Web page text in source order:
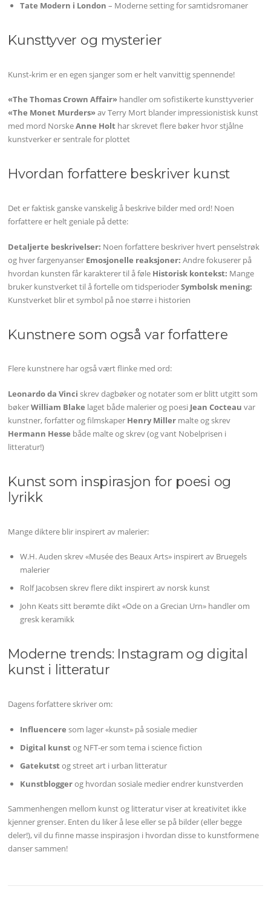
Tate Modern i London – Moderne setting for samtidsromaner
Kunsttyver og mysterier
Kunst-krim er en egen sjanger som er helt vanvittig spennende!
«The Thomas Crown Affair» handler om sofistikerte kunsttyverier
«The Monet Murders»av Terry Mort blander impressionistisk kunst
med mord NorskeAnne Holt har skrevet flere bøker hvor stjålne
kunstverker er sentrale for plottet
Hvordan forfattere beskriver kunst
Det er faktisk ganske vanskelig å beskrive bilder med ord! Noen
forfattere er helt geniale på dette:
Detaljerte beskrivelser: Noen forfattere beskriver hvert penselstrøk
og hver fargenyanser Emosjonelle reaksjoner: Andre fokuserer på
hvordan kunsten får karakterer til å føle Historisk kontekst: Mange
bruker kunstverket til å fortelle om tidsperioderSymbolsk mening:
Kunstverket blir et symbol på noe større i historien
Kunstnere som også var forfattere
Flere kunstnere har også vært flinke med ord:
Leonardo da Vinci skrev dagbøker og notater som er blitt utgitt som
bøkerWilliam Blake laget både malerier og poesi Jean Cocteau var
kunstner, forfatter og filmskaper Henry Miller malte og skrev
Hermann Hesse både malte og skrev (og vant Nobelprisen i
litteratur!)
Kunst som inspirasjon for poesi og
lyrikk
Mange diktere blir inspirert av malerier:
W.H. Auden skrev «Musée des Beaux Arts» inspirert av Bruegels
malerier
Rolf Jacobsen skrev flere dikt inspirert av norsk kunst
John Keats sitt berømte dikt «Ode on a Grecian Urn» handler om
gresk keramikk
Moderne trends: Instagram og digital
kunst i litteratur
Dagens forfattere skriver om:
Influencere som lager «kunst» på sosiale medier
Digital kunst og NFT-er som tema i science fiction
Gatekutst og street art i urban litteratur
Kunstbloggerog hvordan sosiale medier endrer kunstverden
Sammenhengen mellom kunst og litteratur viser at kreativitet ikke
kjenner grenser. Enten du liker å lese eller se på bilder (eller begge
deler!), vil du finne masse inspirasjon i hvordan disse to kunstformene
danser sammen!